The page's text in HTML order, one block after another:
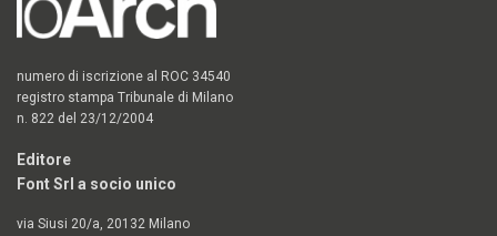
numero di iscrizione al ROC 34540
registro stampa Tribunale di Milano
n. 822 del 23/12/2004
Editore
Font Srl a socio unico
via Siusi 20/a, 20132 Milano